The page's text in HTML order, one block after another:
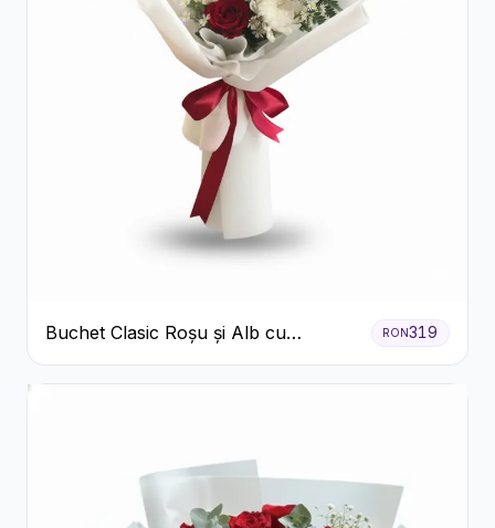
Buchet Clasic Roșu și Alb cu
Crizanteme
RON319